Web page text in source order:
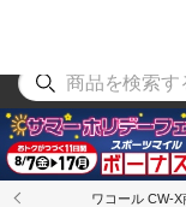
ワコール CW-